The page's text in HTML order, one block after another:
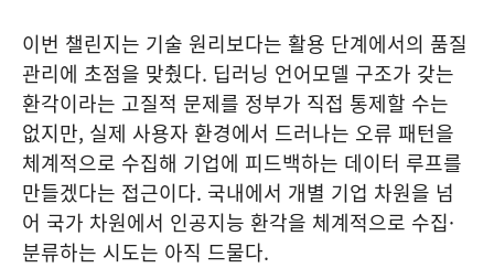
이번 챌린지는 기술 원리보다는 활용 단계에서의 품질
관리에 초점을 맞췄다. 딥러닝 언어모델 구조가 갖는
환각이라는 고질적 문제를 정부가 직접 통제할 수는
없지만, 실제 사용자 환경에서 드러나는 오류 패턴을
체계적으로 수집해 기업에 피드백하는 데이터 루프를
만들겠다는 접근이다. 국내에서 개별 기업 차원을 넘
어 국가 차원에서 인공지능 환각을 체계적으로 수집·
분류하는 시도는 아직 드물다.